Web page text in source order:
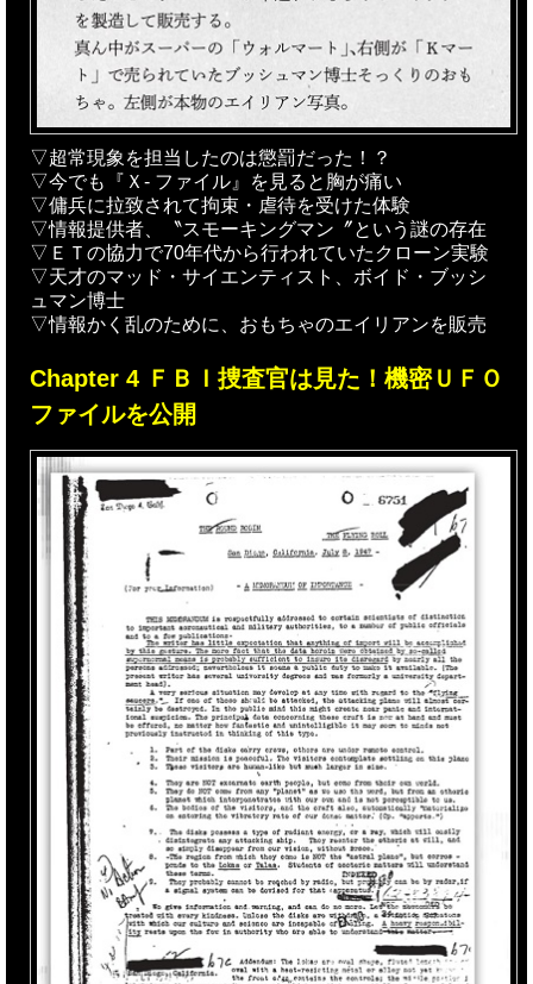
▽超常現象を担当したのは懲罰だった！？
▽今でも『Ｘ- ファイル』を見ると胸が痛い
▽傭兵に拉致されて拘束・虐待を受けた体験
▽情報提供者、〝スモーキングマン〞という謎の存在
▽ＥＴの協力で70年代から行われていたクローン実験
▽天才のマッド・サイエンティスト、ボイド・ブッシ
ュマン博士
▽情報かく乱のために、おもちゃのエイリアンを販売
Chapter 4 ＦＢＩ捜査官は見た！機密ＵＦＯ
ファイルを公開